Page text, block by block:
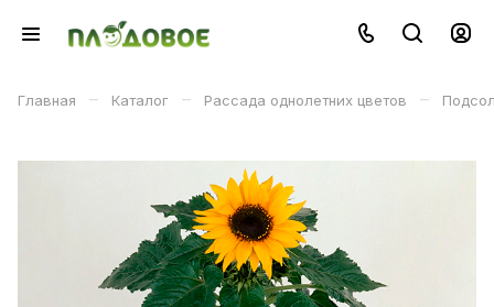
Главная – Каталог – Рассада однолетних цветов –